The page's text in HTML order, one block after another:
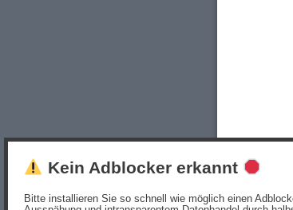
Kein Adblocker erkannt
Bitte installieren Sie so schnell wie möglich einen